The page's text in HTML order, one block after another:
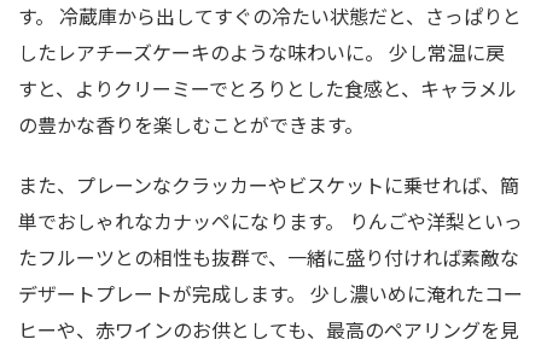
す。 冷蔵庫から出してすぐの冷たい状態だと、さっぱりと
したレアチーズケーキのような味わいに。 少し常温に戻
すと、よりクリーミーでとろりとした食感と、キャラメル
の豊かな香りを楽しむことができます。
また、プレーンなクラッカーやビスケットに乗せれば、簡
単でおしゃれなカナッペになります。 りんごや洋梨といっ
たフルーツとの相性も抜群で、一緒に盛り付ければ素敵な
デザートプレートが完成します。 少し濃いめに淹れたコー
ヒーや、赤ワインのお供としても、最高のペアリングを見